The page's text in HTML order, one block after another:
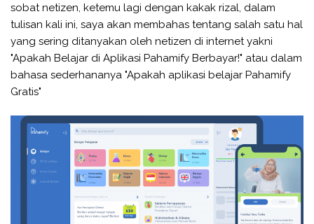
sobat netizen, ketemu lagi dengan kakak rizal, dalam
tulisan kali ini, saya akan membahas tentang salah satu hal
yang sering ditanyakan oleh netizen di internet yakni
"Apakah Belajar di Aplikasi Pahamify Berbayar!" atau dalam
bahasa sederhananya "Apakah aplikasi belajar Pahamify
Gratis"